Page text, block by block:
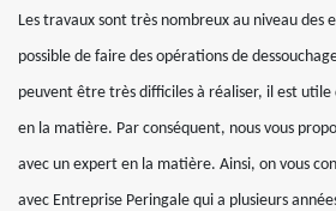
Les travaux sont très nombreux au niveau des
possible de faire des opérations de
peuvent être très difficiles à réaliser, il est utile
en la matière. Par conséquent, nous vous
avec un expert en la matière. Ainsi, on vous
avec Entreprise Peringale qui a plusieurs